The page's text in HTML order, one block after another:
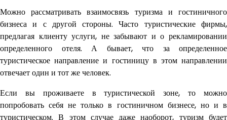
Можно рассматривать взаимосвязь туризма и гостиничного
бизнеса и с другой стороны. Часто туристические фирмы,
предлагая клиенту услуги, не забывают и о рекламировании
определенного отеля. А бывает, что за определенное
туристическое направление и гостиницу в этом направлении
отвечает один и тот же человек.
Если вы проживаете в туристической зоне, то можно
попробовать себя не только в гостиничном бизнесе, но и в
туристическом. В этом случае даже наоборот, туризм будет